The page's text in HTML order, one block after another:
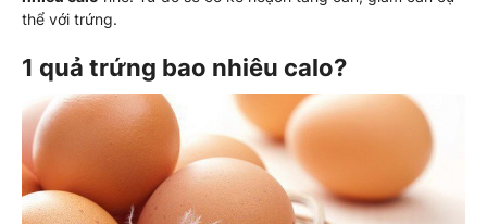
thể với trứng.
1 quả trứng bao nhiêu calo?